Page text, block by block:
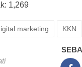
1,269
marketing KKN